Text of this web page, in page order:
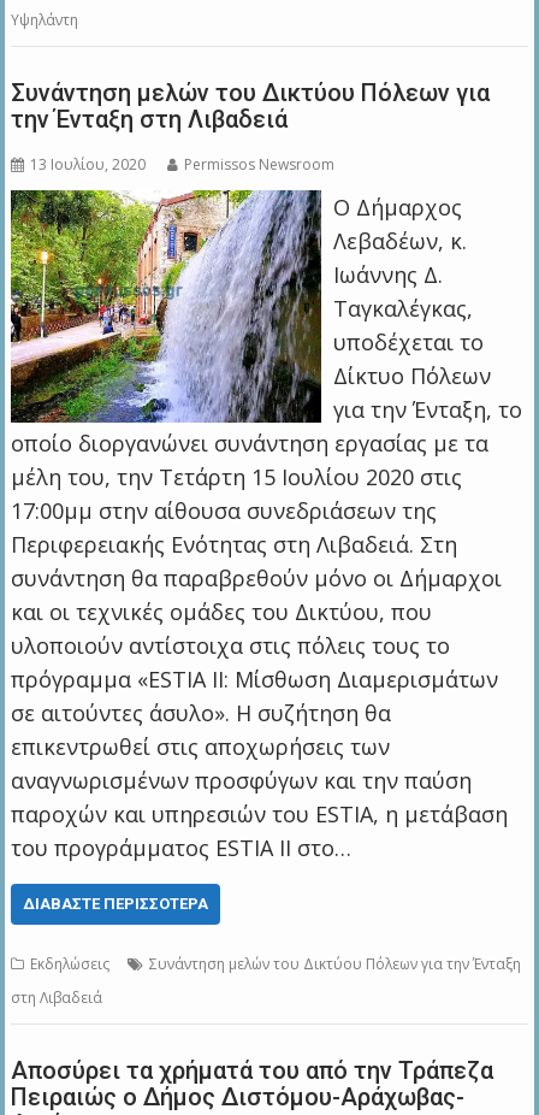
Υψηλάντη
Συνάντηση μελών του Δικτύου Πόλεων για
την Ένταξη στη Λιβαδειά
13 Ιουλίου, 2020 Permissos Newsroom
Ο Δήμαρχος
Λεβαδέων, κ.
Ιωάννης Δ.
Ταγκαλέγκας,
υποδέχεται το
Δίκτυο Πόλεων
για την Ένταξη, το
οποίο διοργανώνει συνάντηση εργασίας με τα
μέλη του, την Τετάρτη 15 Ιουλίου 2020 στις
17:00μμ στην αίθουσα συνεδριάσεων της
Περιφερειακής Ενότητας στη Λιβαδειά. Στη
συνάντηση θα παραβρεθούν μόνο οι Δήμαρχοι
και οι τεχνικές ομάδες του Δικτύου, που
υλοποιούν αντίστοιχα στις πόλεις τους το
πρόγραμμα «ESTIA II: Μίσθωση Διαμερισμάτων
σε αιτούντες άσυλο». Η συζήτηση θα
επικεντρωθεί στις αποχωρήσεις των
αναγνωρισμένων προσφύγων και την παύση
παροχών και υπηρεσιών του ESTIA, η μετάβαση
του προγράμματος ESTIA II στο…
ΔΙΑΒΆΣΤΕ ΠΕΡΙΣΣΌΤΕΡΑ
Εκδηλώσεις
Συνάντηση μελών του Δικτύου Πόλεων για την Ένταξη
στη Λιβαδειά
Αποσύρει τα χρήματά του από την Τράπεζα
Πειραιώς ο Δήμος Διστόμου-Αράχωβας-